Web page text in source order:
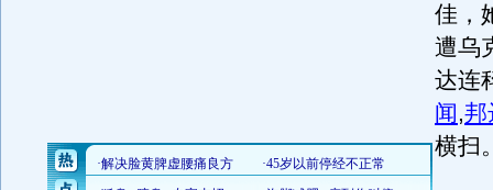
佳，
遭乌
达连
闻,邦
横扫